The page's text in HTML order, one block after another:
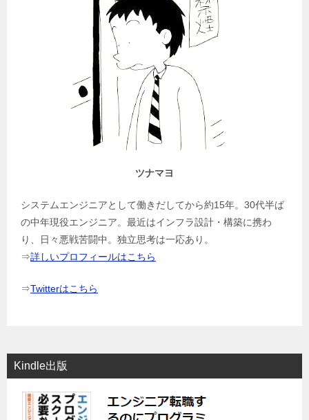
ツナマヨ
システムエンジニアとして働きだしてから約15年。30代半ば
の中年現役エンジニア。最近はインフラ設計・構築に携わ
り、日々悪戦苦闘中。独立思考は一応あり。
⇒詳しいプロフィールはこちら
⇒Twitterはこちら
Kindle出版